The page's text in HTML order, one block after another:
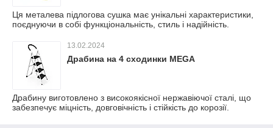
Ця металева підлогова сушка має унікальні характеристики,
поєднуючи в собі функціональність, стиль і надійність.
13.02.2024
Драбина на 4 сходинки MEGA
Драбину виготовлено з високоякісної нержавіючої сталі, що
забезпечує міцність, довговічність і стійкість до корозії.